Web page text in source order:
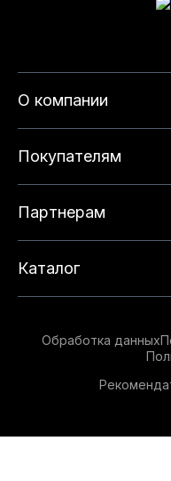
О компании
Покупателям
Партнерам
Каталог
Обработка данных